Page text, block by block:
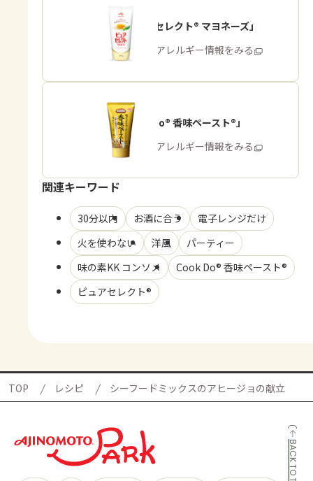
「ピュアセレクト® マヨネーズ」
商品・アレルギー情報をみる
「Cook Do® 香味ペースト®」
商品・アレルギー情報をみる
関連キーワード
30分以内 お酒に合う
電子レンジだけ
火を使わない
洋風
パーティー
味の素KK コンソメ
Cook Do® 香味ペースト®
ピュアセレクト®
TOP レシピ シーフードミックスのアヒージョの献立
BACK TO TOP